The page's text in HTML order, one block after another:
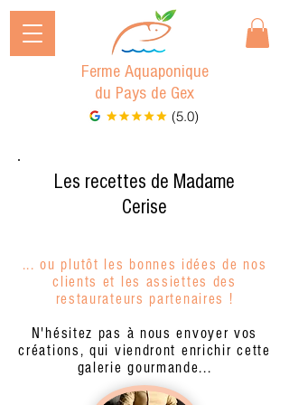
Ferme Aquaponique
du Pays de Gex
(5.0)
Les recettes de Madame
Cerise
... ou plutôt les bonnes idées de nos
clients et les assiettes des
restaurateurs partenaires !
N'hésitez pas à nous envoyer vos
créations, qui viendront enrichir cette
galerie gourmande...